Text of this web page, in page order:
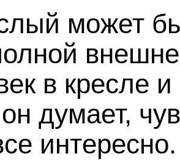
может
в кресле
думает,
интересно.